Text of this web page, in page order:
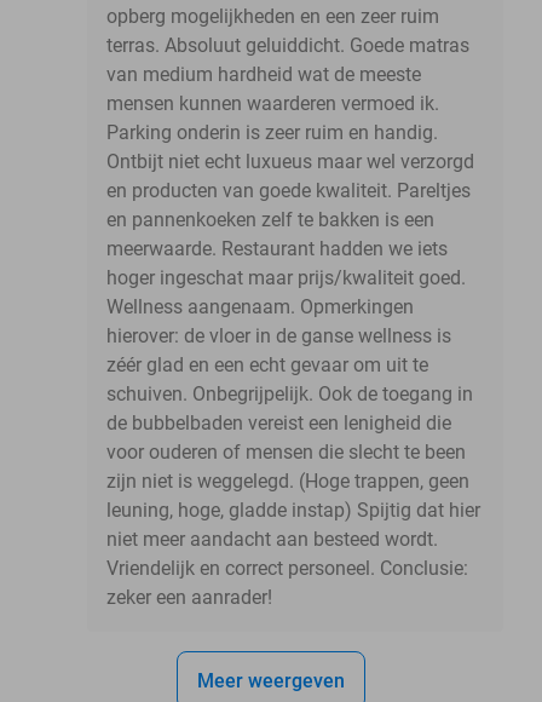
opberg mogelijkheden en een zeer ruim
terras. Absoluut geluiddicht. Goede matras
van medium hardheid wat de meeste
mensen kunnen waarderen vermoed ik.
Parking onderin is zeer ruim en handig.
Ontbijt niet echt luxueus maar wel verzorgd
en producten van goede kwaliteit. Pareltjes
en pannenkoeken zelf te bakken is een
meerwaarde. Restaurant hadden we iets
hoger ingeschat maar prijs/kwaliteit goed.
Wellness aangenaam. Opmerkingen
hierover: de vloer in de ganse wellness is
zéér glad en een echt gevaar om uit te
schuiven. Onbegrijpelijk. Ook de toegang in
de bubbelbaden vereist een lenigheid die
voor ouderen of mensen die slecht te been
zijn niet is weggelegd. (Hoge trappen, geen
leuning, hoge, gladde instap) Spijtig dat hier
niet meer aandacht aan besteed wordt.
Vriendelijk en correct personeel. Conclusie:
zeker een aanrader!
Meer weergeven